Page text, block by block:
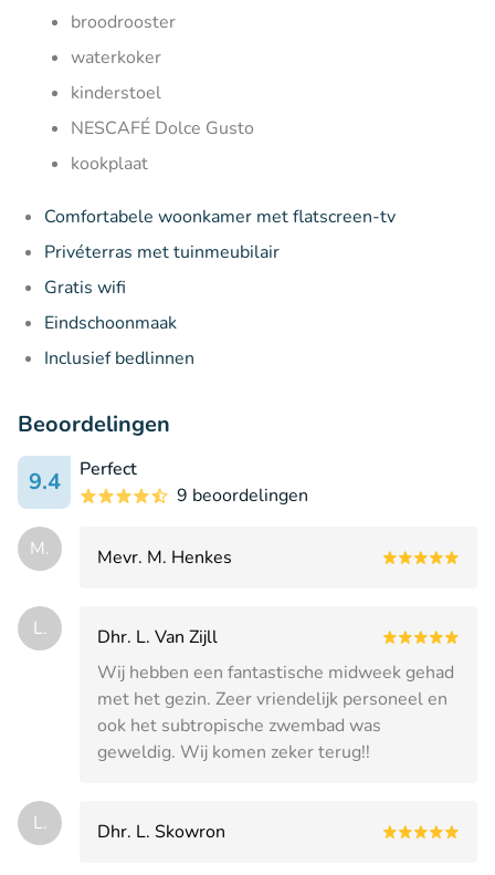
broodrooster
waterkoker
kinderstoel
NESCAFÉ Dolce Gusto
kookplaat
Comfortabele woonkamer met flatscreen-tv
Privéterras met tuinmeubilair
Gratis wifi
Eindschoonmaak
Inclusief bedlinnen
Beoordelingen
9.4
Perfect
9 beoordelingen
M. Mevr. M. Henkes
L.
Dhr. L. Van Zijll
Wij hebben een fantastische midweek gehad
met het gezin. Zeer vriendelijk personeel en
ook het subtropische zwembad was
geweldig. Wij komen zeker terug!!
L. Dhr. L. Skowron